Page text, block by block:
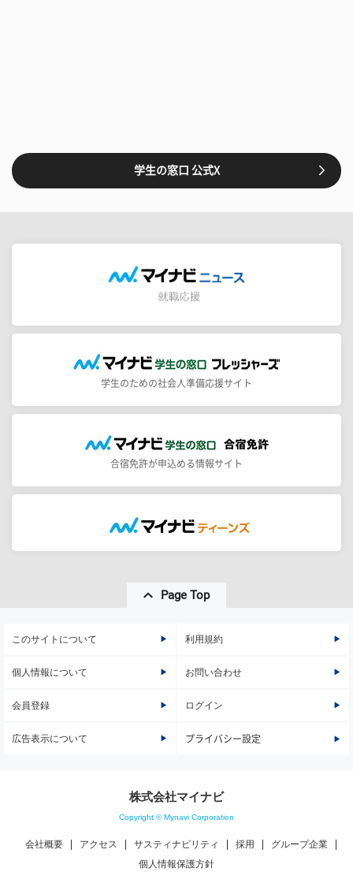
学生の窓口 公式X
学生のための社会人準備応援サイト
合宿免許が申込める情報サイト
Page Top
このサイトについて 利用規約
個人情報について お問い合わせ
会員登録 ログイン
広告表示について プライバシー設定
株式会社マイナビ
Copyright © Mynavi Corporation
会社概要 アクセス サスティナビリティ 採用
グループ企業
個人情報保護方針